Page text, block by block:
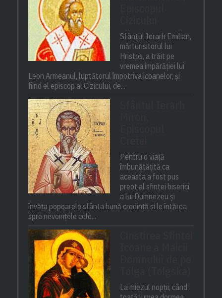
Sfântul Ierarh Emilian,
mărturisitorul lui
Hristos, a trăit pe
vremea împărăției lui
Leon Armeanul, luptătorul împotriva icoanelor, și
fiind el episcop al Cizicului, de...
Pentru o viață
îmbunătățită ca
aceasta a fost pus
preot al sfintei biserici
a lui Dumnezeu și
învăța popoarele sfânta bună credință și le întărea
spre nevoințele cele...
La miezul nopții, când